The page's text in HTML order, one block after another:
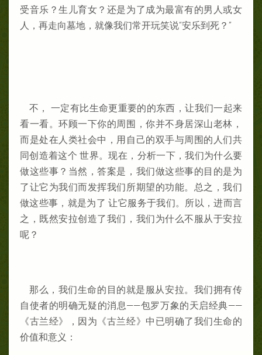
受音乐？生儿育女？还是为了成为最富有的男人或女
人，再走向墓地，就像我们常开玩笑说“安乐到死？”
不， 一定有比生命更重要的的东西，让我们一起来
看一看。环顾一下你的周围，你并不身居深山老林，
而是处在人类社会中，用自己的双手与周围的人们共
同创造着这个 世界。现在，分析一下，我们为什么要
做这些事？当然，答案是，我们做这些事的目的是为
了让它为我们而发挥我们所期望的功能。总之，我们
做这些事，就是为了 让它服务于我们。所以，进而言
之，既然安拉创造了我们，我们为什么不服从于安拉
呢？
那么，我们生命的目的就是服从安拉。我们拥有传
自使者的明确无疑的消息——包罗万象的天启经典——
《古兰经》，因为《古兰经》中已明确了我们生命的
价值和意义：